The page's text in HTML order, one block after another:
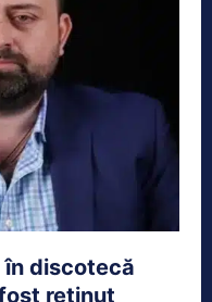
în discotecă
reținut